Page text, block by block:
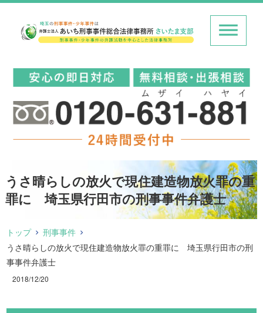
うさ晴らしの放火で現住建造物放火罪の重
罪に 埼玉県行田市の刑事事件弁護士
トップ
刑事事件
うさ晴らしの放火で現住建造物放火罪の重罪に 埼玉県行田市の刑
事事件弁護士
2018/12/20